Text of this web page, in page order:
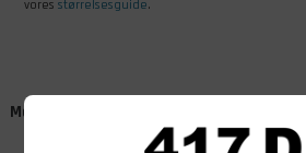
vores størrelsesguide.
Måske er du også interesseret i